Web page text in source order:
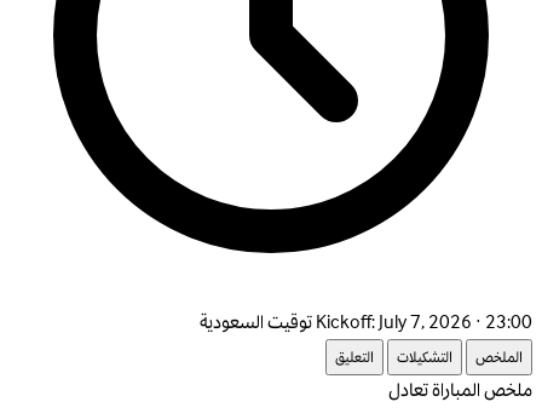
Kickoff:July 7, 2026 · 23:00 توقيت السعودية
الملخص التشكيلات التعليق
ملخص المباراةتعادل